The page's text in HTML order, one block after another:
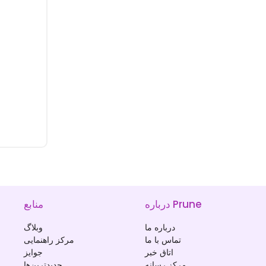
منابع
وبلاگ
مرکز راهنمایی
جوایز
درباره Prune
درباره ما
تماس با ما
اتاق خبر